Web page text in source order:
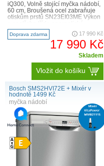
iQ300, Volně stojící myčka nádobí,
60 cm, Broušená ocel zabraňuje
otiskům prstů SN23EI03ME Výkon
účinnosti:1 B en..
Doprava zdarma 17 990 Kč
17 990 Kč
Skladem
Vložit do košíku
Bosch SMS2HVI72E + Mixér v
hodnotě 1499 Kč
myčka nádobí